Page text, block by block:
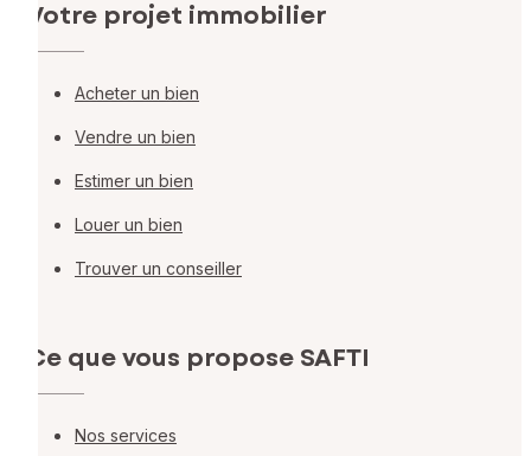
Votre projet immobilier
Acheter un bien
Vendre un bien
Estimer un bien
Louer un bien
Trouver un conseiller
Ce que vous propose SAFTI
Nos services